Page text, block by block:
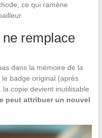
ce qui ramène
remplace
dans la mémoire de la
badge original (après
copie devient inutilisable.
peut attribuer un nouvel